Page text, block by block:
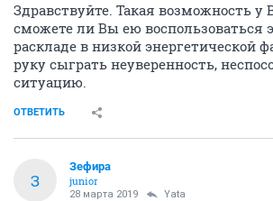
Здравствуйте. Такая возможность у
сможете ли Вы ею воспользоваться
раскладе в низкой энергетической
руку сыграть неуверенность,
ситуацию.
ОТВЕТИТЬ
З
Зефира
junior
28 марта 2019 Yata